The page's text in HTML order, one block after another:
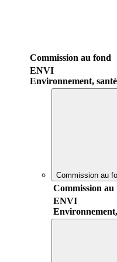
Commission au fond
ENVI
Environnement,
Commission au
Commission au
ENVI